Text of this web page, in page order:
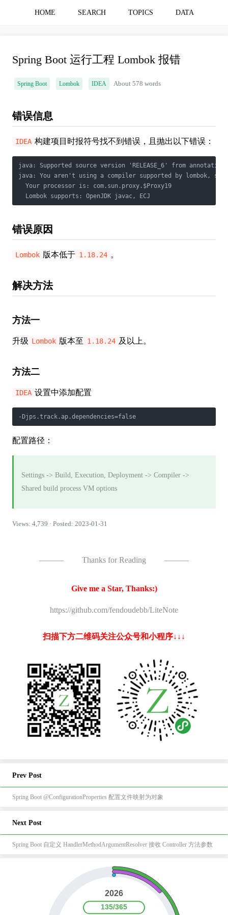
HOME SEARCH TOPICS DATA
Spring Boot 运行工程 Lombok 报错
Spring Boot Lombok IDEA About 578 words
错误信息
IDEA 构建项目时报符号找不到错误，且抛出以下错误：
java: Supported source version 'RELEASE_6' from
java: You aren't using a compiler supported by lombok, so
  Your processor is: com.sun.proxy.$Proxy19
  Lombok supports: OpenJDK javac, ECJ
错误原因
Lombok 版本低于 1.18.24 。
解决方法
方法一
升级 Lombok 版本至 1.18.24 及以上。
方法二
IDEA 设置中添加配置
-Djps.track.ap.dependencies=false
配置路径：
Settings -> Build, Execution, Deployment -> Compiler ->
Shared build process VM options
Views: 4,739 · Posted: 2023-01-31
——— Thanks for Reading ———
Give me a Star, Thanks:)
https://github.com/fendoudebb/LiteNote
扫描下方二维码关注公众号和小程序↓↓↓
Prev Post
Spring Boot @ConfigurationProperties 配置文件映射为对象
Next Post
Spring Boot 自定义 HandlerMethodArgumentResolver 接收 Controller 方法参数